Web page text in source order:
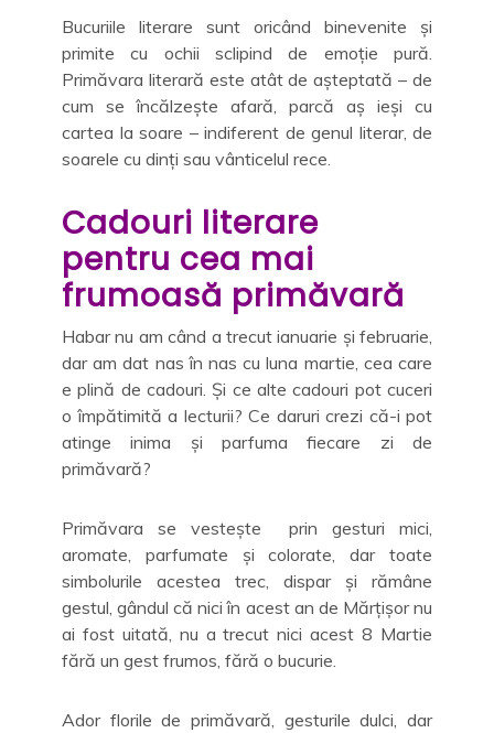
Bucuriile literare sunt oricând binevenite și
primite cu ochii sclipind de emoție pură.
Primăvara literară este atât de așteptată – de
cum se încălzește afară, parcă aș ieși cu
cartea la soare – indiferent de genul literar, de
soarele cu dinți sau vânticelul rece.
Cadouri literare
pentru cea mai
frumoasă primăvară
Habar nu am când a trecut ianuarie și februarie,
dar am dat nas în nas cu luna martie, cea care
e plină de cadouri. Și ce alte cadouri pot cuceri
o împătimită a lecturii? Ce daruri crezi că-i pot
atinge inima și parfuma fiecare zi de
primăvară?
Primăvara se vestește prin gesturi mici,
aromate, parfumate și colorate, dar toate
simbolurile acestea trec, dispar și rămâne
gestul, gândul că nici în acest an de Mărțișor nu
ai fost uitată, nu a trecut nici acest 8 Martie
fără un gest frumos, fără o bucurie.
Ador florile de primăvară, gesturile dulci, dar